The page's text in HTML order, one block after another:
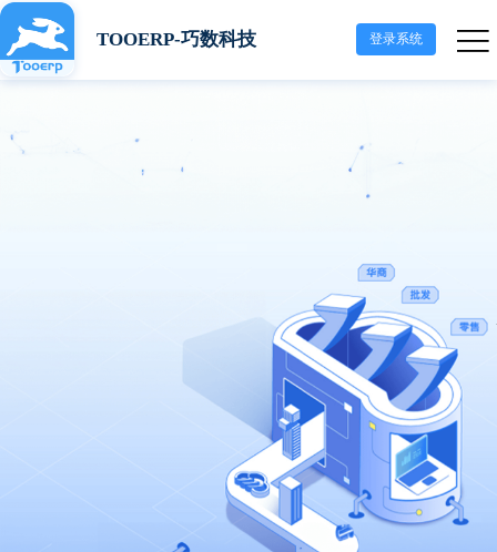
TOOERP-巧数科技 登录系统